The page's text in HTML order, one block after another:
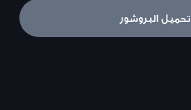
تحميل البروشور